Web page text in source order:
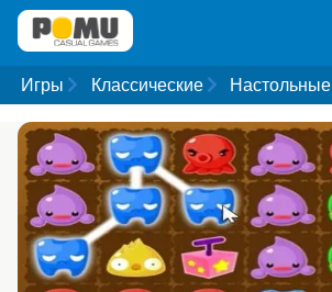
Игры Классические Настольные